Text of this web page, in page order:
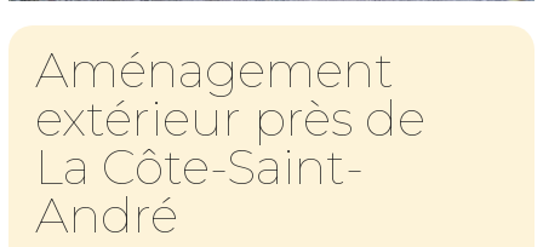
Aménagement
extérieur près de
La Côte-Saint-
André